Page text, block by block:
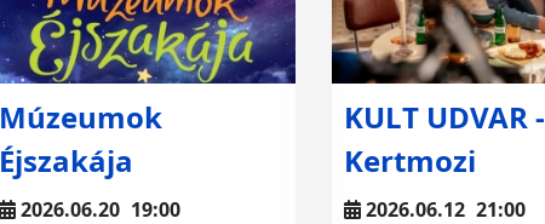
Múzeumok
Éjszakája
2026.06.20 19:00
KULT UDVAR -
Kertmozi
2026.06.12 21:00